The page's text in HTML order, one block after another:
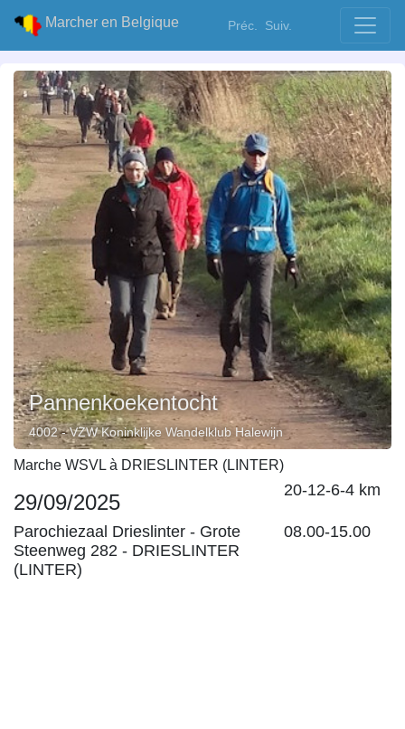
Marcher en Belgique Préc. Suiv.
Pannenkoekentocht
4002 - VZW Koninklijke Wandelklub Halewijn
Marche WSVL à DRIESLINTER (LINTER)
29/09/2025 20-12-6-4 km
Parochiezaal Drieslinter - Grote
Steenweg 282 - DRIESLINTER
(LINTER)
08.00-15.00